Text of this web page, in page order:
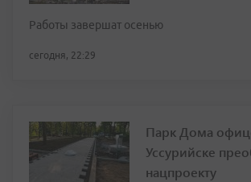
Работы завершат осенью
сегодня, 22:29
Парк Дома
Уссурийске
нацпроекту